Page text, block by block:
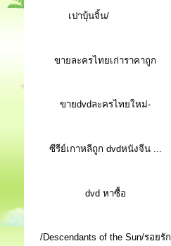
เปาบุ้นจิ้น/
ขายละครไทยเก่าราคาถูก
ขายdvdละครไทยใหม่-
ซีรีย์เกาหลีถูก dvdหนังจีน ...
dvd หาซื้อ
/Descendants of the Sun/รอยรัก